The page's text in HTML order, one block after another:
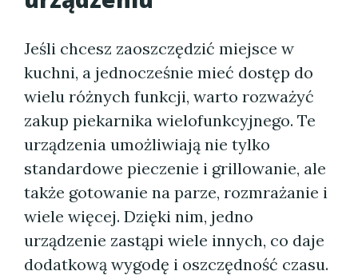
Jeśli chcesz zaoszczędzić miejsce w
kuchni, a jednocześnie mieć dostęp do
wielu różnych funkcji, warto rozważyć
zakup piekarnika wielofunkcyjnego. Te
urządzenia umożliwiają nie tylko
standardowe pieczenie i grillowanie, ale
także gotowanie na parze, rozmrażanie i
wiele więcej. Dzięki nim, jedno
urządzenie zastąpi wiele innych, co daje
dodatkową wygodę i oszczędność czasu.